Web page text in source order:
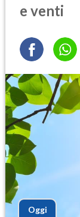
e venti
Oggi